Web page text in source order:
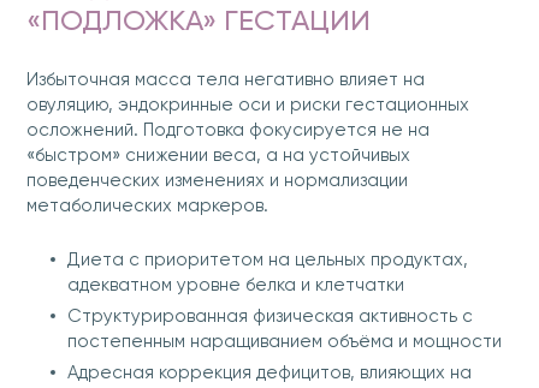
«ПОДЛОЖКА» ГЕСТАЦИИ
Избыточная масса тела негативно влияет на
овуляцию, эндокринные оси и риски гестационных
осложнений. Подготовка фокусируется не на
«быстром» снижении веса, а на устойчивых
поведенческих изменениях и нормализации
метаболических маркеров.
Диета с приоритетом на цельных продуктах,
адекватном уровне белка и клетчатки
Структурированная физическая активность с
постепенным наращиванием объёма и мощности
Адресная коррекция дефицитов, влияющих на